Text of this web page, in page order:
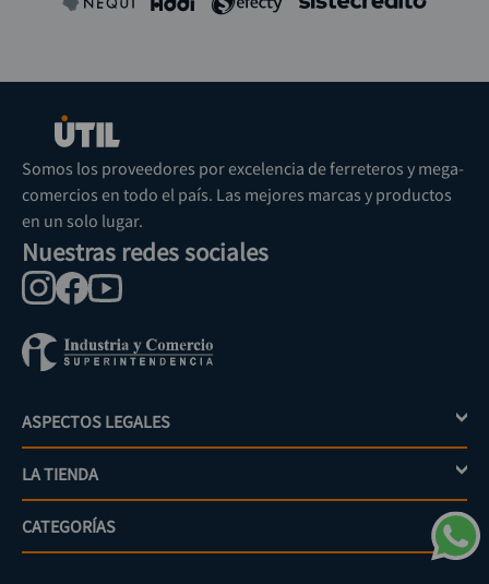
Somos los proveedores por excelencia de ferreteros y mega-
comercios en todo el país. Las mejores marcas y productos
en un solo lugar.
Nuestras redes sociales
ASPECTOS LEGALES +
Política de tratamiento de datos personales
Términos y condiciones
LA TIENDA +
Mi cuenta
CATEGORÍAS